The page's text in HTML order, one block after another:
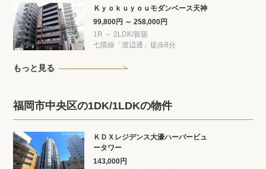
Ｋｙｏｋｕｙｏｕモダンベース天神
99,800円 ～ 258,000円
1R ～ 2LDK/新築
七隈線「渡辺通」徒歩8分
もっと見る
福岡市中央区の1DK/1LDKの物件
ＫＤＸレジデンス大濠ハーバービュ
ータワー
143,000円